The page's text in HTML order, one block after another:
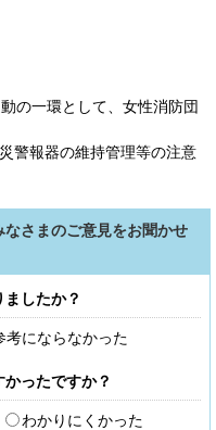
の一環として、女性消防団
警報器の維持管理等の注意
さまのご意見をお聞かせ
したか？
考にならなかった
ったですか？
わかりにくかった